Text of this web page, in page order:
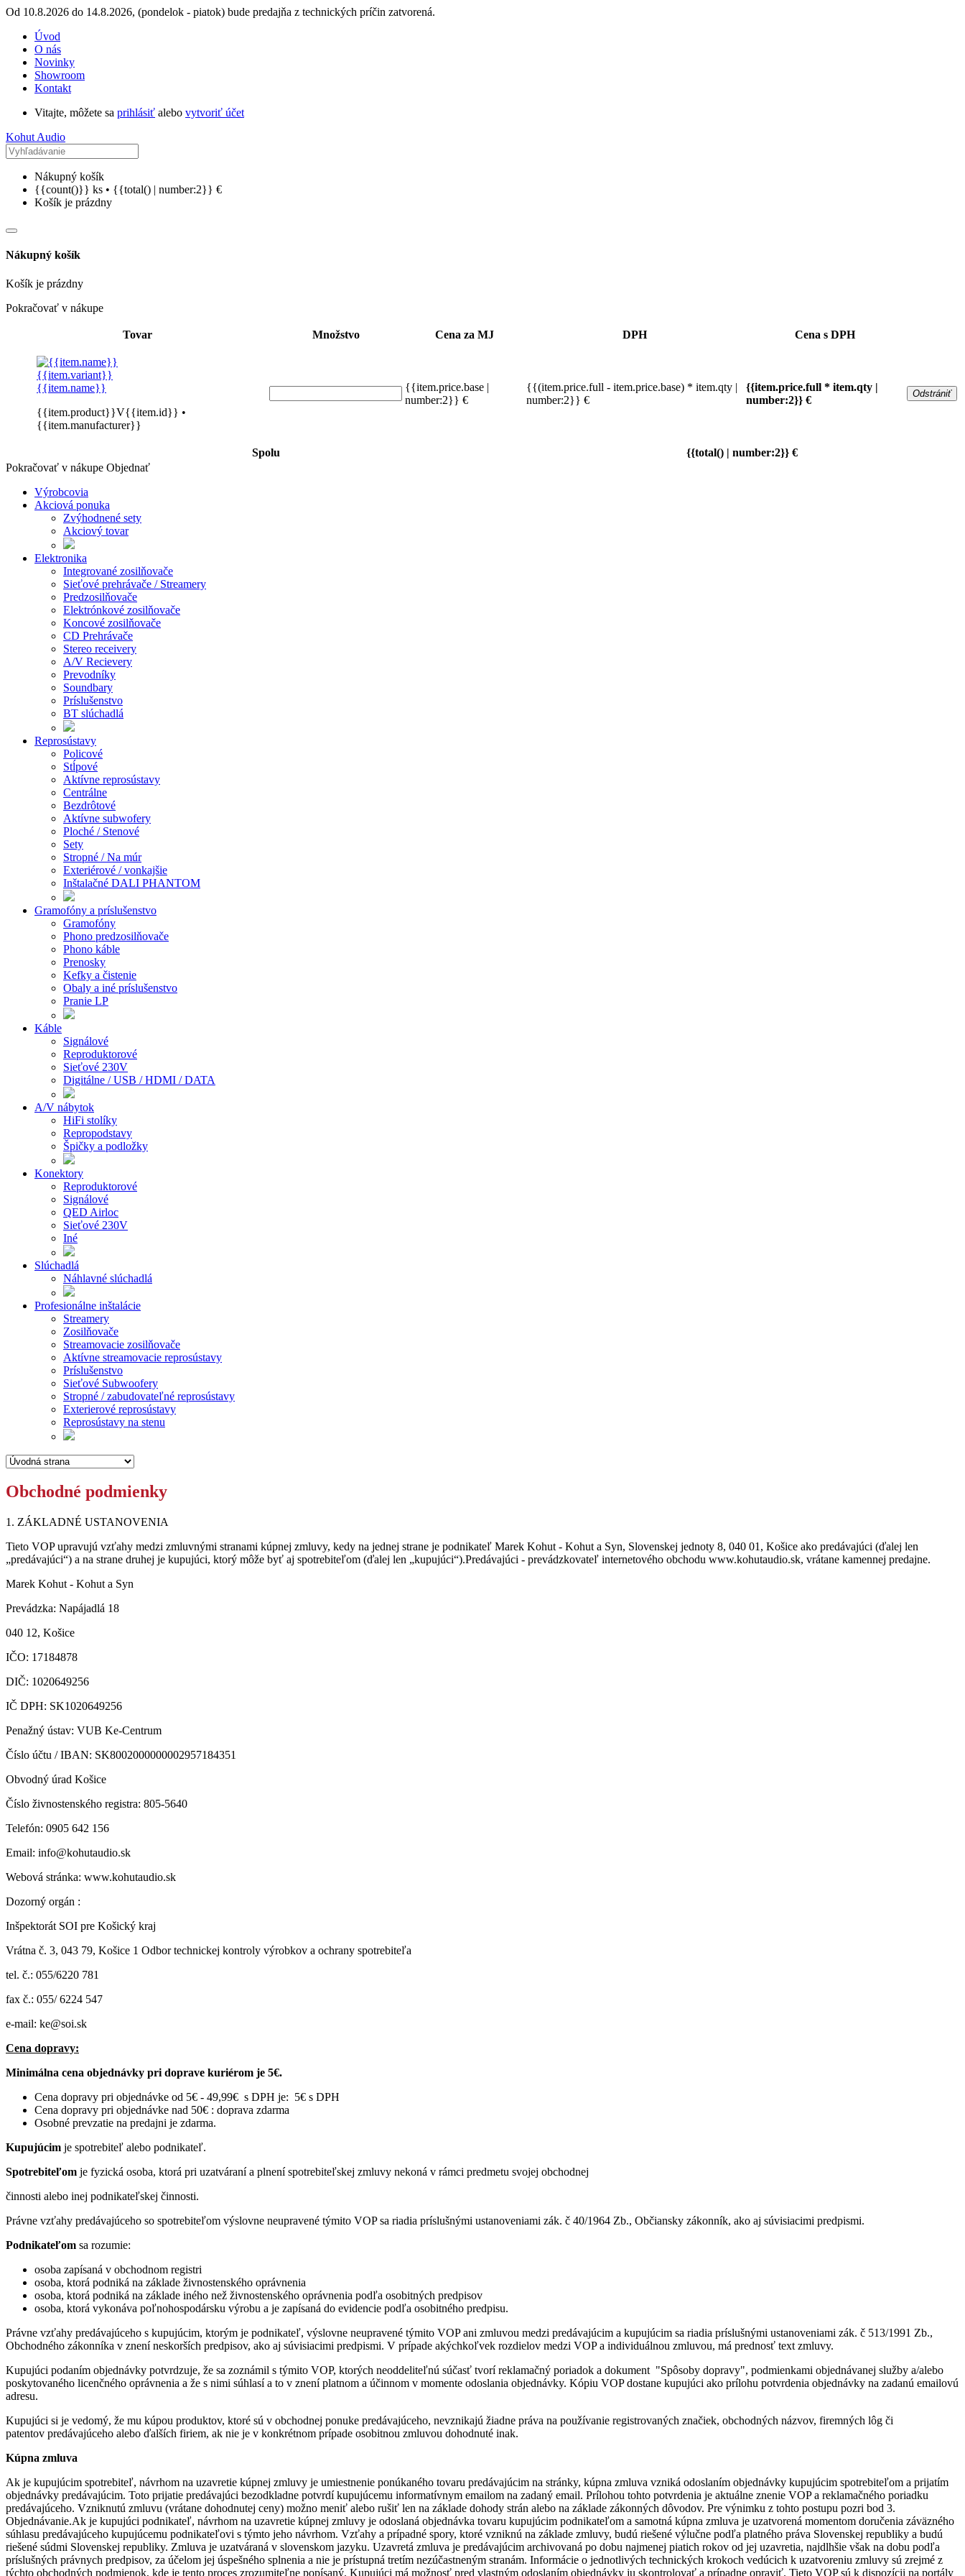
Od 10.8.2026 do 14.8.2026, (pondelok - piatok) bude predajňa z technických príčin zatvorená.
Úvod
O nás
Novinky
Showroom
Kontakt
Vitajte, môžete sa prihlásiť alebo vytvoriť účet
Kohut Audio
Nákupný košík
{{count()}} ks • {{total() | number:2}} €
Košík je prázdny
Nákupný košík
Košík je prázdny
Pokračovať v nákupe
Tovar Množstvo Cena za MJ DPH Cena s DPH
{{item.variant}}
{{item.name}}
{{item.product}}V{{item.id}} •
{{item.manufacturer}}
{{item.price.base |
number:2}} €
{{(item.price.full - item.price.base) * item.qty |
number:2}} €
{{item.price.full * item.qty |
number:2}} €
Odstrániť
Spolu
{{total() | number:2}} €
Pokračovať v nákupe Objednať
Výrobcovia
Akciová ponuka
Zvýhodnené sety
Akciový tovar
Elektronika
Integrované zosilňovače
Sieťové prehrávače / Streamery
Predzosilňovače
Elektrónkové zosilňovače
Koncové zosilňovače
CD Prehrávače
Stereo receivery
A/V Recievery
Prevodníky
Soundbary
Príslušenstvo
BT slúchadlá
Reprosústavy
Policové
Stĺpové
Aktívne reprosústavy
Centrálne
Bezdrôtové
Aktívne subwofery
Ploché / Stenové
Sety
Stropné / Na múr
Exteriérové / vonkajšie
Inštalačné DALI PHANTOM
Gramofóny a príslušenstvo
Gramofóny
Phono predzosilňovače
Phono káble
Prenosky
Kefky a čistenie
Obaly a iné príslušenstvo
Pranie LP
Káble
Signálové
Reproduktorové
Sieťové 230V
Digitálne / USB / HDMI / DATA
A/V nábytok
HiFi stolíky
Repropodstavy
Špičky a podložky
Konektory
Reproduktorové
Signálové
QED Airloc
Sieťové 230V
Iné
Slúchadlá
Náhlavné slúchadlá
Profesionálne inštalácie
Streamery
Zosilňovače
Streamovacie zosilňovače
Aktívne streamovacie reprosústavy
Príslušenstvo
Sieťové Subwoofery
Stropné / zabudovateľné reprosústavy
Exterierové reprosústavy
Reprosústavy na stenu
Obchodné podmienky
1. ZÁKLADNÉ USTANOVENIA
Tieto VOP upravujú vzťahy medzi zmluvnými stranami kúpnej zmluvy, kedy na jednej strane je podnikateľ Marek Kohut - Kohut a Syn, Slovenskej jednoty 8, 040 01, Košice ako predávajúci (ďalej len
„predávajúci“) a na strane druhej je kupujúci, ktorý môže byť aj spotrebiteľom (ďalej len „kupujúci“).Predávajúci - prevádzkovateľ internetového obchodu www.kohutaudio.sk, vrátane kamennej predajne.
Marek Kohut - Kohut a Syn
Prevádzka: Napájadlá 18
040 12, Košice
IČO: 17184878
DIČ: 1020649256
IČ DPH: SK1020649256
Penažný ústav: VUB Ke-Centrum
Číslo účtu /IBAN: SK8002000000002957184351
Obvodný úrad Košice
Číslo živnostenského registra: 805-5640
Telefón: 0905 642 156
Email: info@kohutaudio.sk
Webová stránka: www.kohutaudio.sk
Dozorný orgán :
Inšpektorát SOI pre Košický kraj
Vrátna č. 3, 043 79, Košice 1 Odbor technickej kontroly výrobkov a ochrany spotrebiteľa
tel. č.: 055/6220 781
fax č.: 055/ 6224 547
e-mail: ke@soi.sk
Cena dopravy:
Minimálna cena objednávky pri doprave kuriérom je 5€.
Cena dopravy pri objednávke od 5€ - 49,99€ s DPH je: 5€ s DPH
Cena dopravy pri objednávke nad 50€ : doprava zdarma
Osobné prevzatie na predajni je zdarma.
Kupujúcim je spotrebiteľ alebo podnikateľ.
Spotrebiteľom je fyzická osoba, ktorá pri uzatváraní a plnení spotrebiteľskej zmluvy nekoná v rámci predmetu svojej obchodnej
činnosti alebo inej podnikateľskej činnosti.
Právne vzťahy predávajúceho so spotrebiteľom výslovne neupravené týmito VOP sa riadia príslušnými ustanoveniami zák. č 40/1964 Zb., Občiansky zákonník, ako aj súvisiacimi predpismi.
Podnikateľom sa rozumie:
osoba zapísaná v obchodnom registri
osoba, ktorá podniká na základe živnostenského oprávnenia
osoba, ktorá podniká na základe iného než živnostenského oprávnenia podľa osobitných predpisov
osoba, ktorá vykonáva poľnohospodársku výrobu a je zapísaná do evidencie podľa osobitného predpisu.
Právne vzťahy predávajúceho s kupujúcim, ktorým je podnikateľ, výslovne neupravené týmito VOP ani zmluvou medzi predávajúcim a kupujúcim sa riadia príslušnými ustanoveniami zák. č 513/1991 Zb.,
Obchodného zákonníka v znení neskorších predpisov, ako aj súvisiacimi predpismi. V prípade akýchkoľvek rozdielov medzi VOP a individuálnou zmluvou, má prednosť text zmluvy.
Kupujúci podaním objednávky potvrdzuje, že sa zoznámil s týmito VOP, ktorých neoddeliteľnú súčasť tvorí reklamačný poriadok a dokument "Spôsoby dopravy", podmienkami objednávanej služby a/alebo
poskytovaného licenčného oprávnenia a že s nimi súhlasí a to v znení platnom a účinnom v momente odoslania objednávky. Kópiu VOP dostane kupujúci ako prílohu potvrdenia objednávky na zadanú emailovú
adresu.
Kupujúci si je vedomý, že mu kúpou produktov, ktoré sú v obchodnej ponuke predávajúceho, nevznikajú žiadne práva na používanie registrovaných značiek, obchodných názvov, firemných lôg či
patentov predávajúceho alebo ďalších firiem, ak nie je v konkrétnom prípade osobitnou zmluvou dohodnuté inak.
Kúpna zmluva
Ak je kupujúcim spotrebiteľ, návrhom na uzavretie kúpnej zmluvy je umiestnenie ponúkaného tovaru predávajúcim na stránky, kúpna zmluva vzniká odoslaním objednávky kupujúcim spotrebiteľom a prijatím
objednávky predávajúcim. Toto prijatie predávajúci bezodkladne potvrdí kupujúcemu informatívnym emailom na zadaný email. Prílohou tohto potvrdenia je aktuálne znenie VOP a reklamačného poriadku
predávajúceho. Vzniknutú zmluvu (vrátane dohodnutej ceny) možno meniť alebo rušiť len na základe dohody strán alebo na základe zákonných dôvodov. Pre výnimku z tohto postupu pozri bod 3.
Objednávanie.Ak je kupujúci podnikateľ, návrhom na uzavretie kúpnej zmluvy je odoslaná objednávka tovaru kupujúcim podnikateľom a samotná kúpna zmluva je uzatvorená momentom doručenia záväzného
súhlasu predávajúceho kupujúcemu podnikateľovi s týmto jeho návrhom. Vzťahy a prípadné spory, ktoré vzniknú na základe zmluvy, budú riešené výlučne podľa platného práva Slovenskej republiky a budú
riešené súdmi Slovenskej republiky. Zmluva je uzatváraná v slovenskom jazyku. Uzavretá zmluva je predávajúcim archivovaná po dobu najmenej piatich rokov od jej uzavretia, najdlhšie však na dobu podľa
príslušných právnych predpisov, za účelom jej úspešného splnenia a nie je prístupná tretím nezúčastneným stranám. Informácie o jednotlivých technických krokoch vedúcich k uzatvoreniu zmluvy sú zrejmé z
týchto obchodných podmienok, kde je tento proces zrozumiteľne popísaný. Kupujúci má možnosť pred vlastným odoslaním objednávky ju skontrolovať a prípadne opraviť. Tieto VOP sú k dispozícii na portály